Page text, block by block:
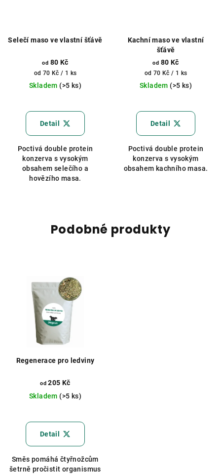
Selečí maso ve vlastní šťávě
od 80 Kč
Měrná
cena:
od 70 Kč / 1 ks
Skladem (>5 ks)
hodnocení
produktu
z
5
hvězdiček.
Detail
Poctivá double protein
konzerva s vysokým
obsahem selečího a
hovězího masa.
Kachní maso ve vlastní
šťávě
od 80 Kč
Měrná
cena:
od 70 Kč / 1 ks
Skladem (>5 ks)
Detail
Poctivá double protein
konzerva s vysokým
obsahem kachního masa.
Podobné produkty
Regenerace pro ledviny
od 205 Kč
Skladem (>5 ks)
Detail
Směs pomáhá čtyřnožcům
šetrně pročistit organismus